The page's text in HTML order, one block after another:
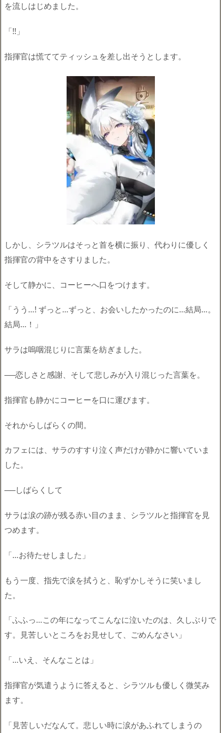
を流しはじめました。
「!!」
指揮官は慌ててティッシュを差し出そうとします。
しかし、シラツルはそっと首を横に振り、代わりに優しく
指揮官の背中をさすりました。
そして静かに、コーヒーへ口をつけます。
「うう…! ずっと…ずっと、お会いしたかったのに…結局…。
結局…！」
サラは嗚咽混じりに言葉を紡ぎました。
──恋しさと感謝、そして悲しみが入り混じった言葉を。
指揮官も静かにコーヒーを口に運びます。
それからしばらくの間。
カフェには、サラのすすり泣く声だけが静かに響いていま
した。
──しばらくして
サラは涙の跡が残る赤い目のまま、シラツルと指揮官を見
つめます。
「…お待たせしました」
もう一度、指先で涙を拭うと、恥ずかしそうに笑いまし
た。
「ふふっ…この年になってこんなに泣いたのは、久しぶりで
す。見苦しいところをお見せして、ごめんなさい」
「…いえ、そんなことは」
指揮官が気遣うように答えると、シラツルも優しく微笑み
ます。
「見苦しいだなんて。悲しい時に涙があふれてしまうの